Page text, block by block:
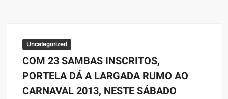
Uncategorized
COM 23 SAMBAS INSCRITOS,
PORTELA DÁ A LARGADA RUMO AO
CARNAVAL 2013, NESTE SÁBADO